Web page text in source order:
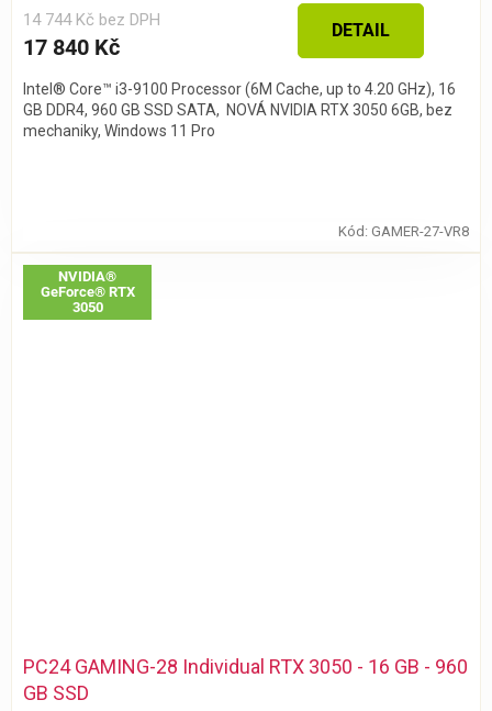
14 744 Kč bez DPH
17 840 Kč
DETAIL
Intel® Core™ i3-9100 Processor (6M Cache, up to 4.20 GHz), 16
GB DDR4, 960 GB SSD SATA, NOVÁ NVIDIA RTX 3050 6GB, bez
mechaniky, Windows 11 Pro
Kód: GAMER-27-VR8
NVIDIA®
GeForce® RTX
3050
PC24 GAMING-28 Individual RTX 3050 - 16 GB - 960
GB SSD